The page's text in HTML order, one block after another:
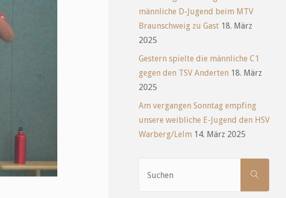
männliche D-Jugend beim MTV
Braunschweig zu Gast 18. März
2025
Gestern spielte die männliche C1
gegen den TSV Anderten 18. März
2025
Am vergangen Sonntag empfing
unsere weibliche E-Jugend den HSV
Warberg/Lelm 14. März 2025
SUCHEN